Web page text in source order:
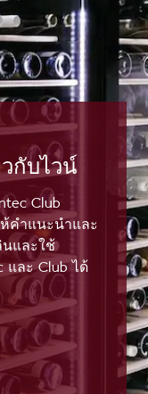
กับไวน์
Club
คำแนะนำและ
และใช้
และ Club ได้